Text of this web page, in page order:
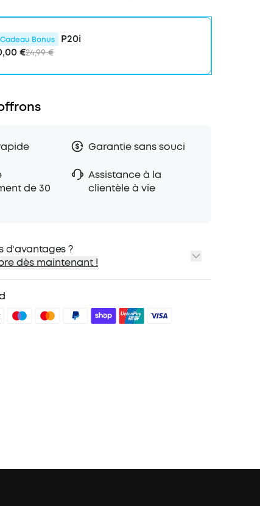
profondes, le tout optimisé par une
intelligente pour une expérience
DE 30 W ET BATTERIE EXTERNE INTÉGRÉE：
de 30 W vous offre 20 heures
de 10 W vous permet de recharger vos
où que vous soyez.
à l'eau, à la poussière et à l'huile, la
extrêmes, une journée à la plage ou même
sous la pluie !
FAÇON：Personnalisez votre
Cadeau Bonus
P20i
€24,99 €
Garantie sans souci
de 30
Assistance à la
clientèle à vie
d'avantages ?
dès maintenant !
sur certains produits
avantages avec soundcoreCredits
En savoir